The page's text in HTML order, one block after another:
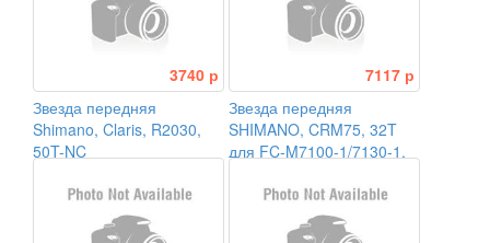
3740 р
Звезда передняя
Shimano, Claris, R2030,
50T-NC
7117 р
Звезда передняя
SHIMANO, CRM75, 32T
для FC-M7100-1/7130-1,
CL:52/56,5мм